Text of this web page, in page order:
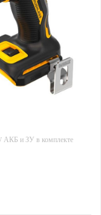
АКБ и ЗУ в комплекте